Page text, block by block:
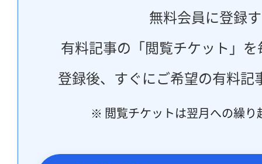
無料会員に登録
有料記事の「閲覧チケット」
登録後、すぐにご希望の有料記
※ 閲覧チケットは翌月への繰り